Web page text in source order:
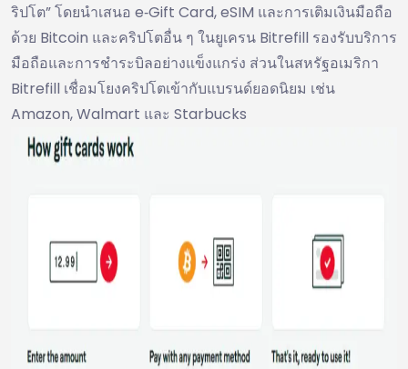
ริปโต” โดยนำเสนอ e‑Gift Card, eSIM และการเติมเงินมือถือ
ด้วย Bitcoin และคริปโตอื่น ๆ ในยูเครน Bitrefill รองรับบริการ
มือถือและการชำระบิลอย่างแข็งแกร่ง ส่วนในสหรัฐอเมริกา
Bitrefill เชื่อมโยงคริปโตเข้ากับแบรนด์ยอดนิยม เช่น
Amazon, Walmart และ Starbucks